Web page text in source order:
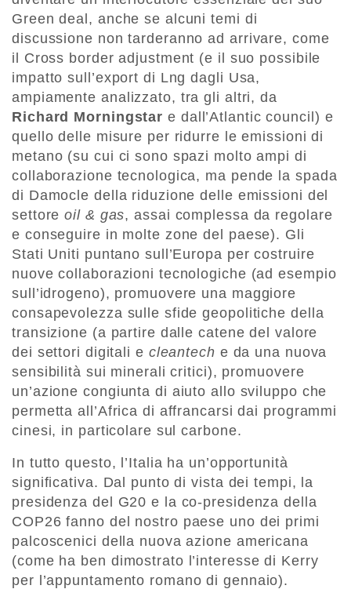
Green deal, anche se alcuni temi di
discussione non tarderanno ad arrivare, come
il Cross border adjustment (e il suo possibile
impatto sull’export di Lng dagli Usa,
ampiamente analizzato, tra gli altri, da
Richard Morningstar e dall’Atlantic council) e
quello delle misure per ridurre le emissioni di
metano (su cui ci sono spazi molto ampi di
collaborazione tecnologica, ma pende la spada
di Damocle della riduzione delle emissioni del
settoreoil & gas, assai complessa da regolare
e conseguire in molte zone del paese). Gli
Stati Uniti puntano sull’Europa per costruire
nuove collaborazioni tecnologiche (ad esempio
sull’idrogeno), promuovere una maggiore
consapevolezza sulle sfide geopolitiche della
transizione (a partire dalle catene del valore
dei settori digitali e cleantech e da una nuova
sensibilità sui minerali critici), promuovere
un’azione congiunta di aiuto allo sviluppo che
permetta all’Africa di affrancarsi dai programmi
cinesi, in particolare sul carbone.
In tutto questo, l’Italia ha un’opportunità
significativa. Dal punto di vista dei tempi, la
presidenza del G20 e la co-presidenza della
COP26 fanno del nostro paese uno dei primi
palcoscenici della nuova azione americana
(come ha ben dimostrato l’interesse di Kerry
per l’appuntamento romano di gennaio).